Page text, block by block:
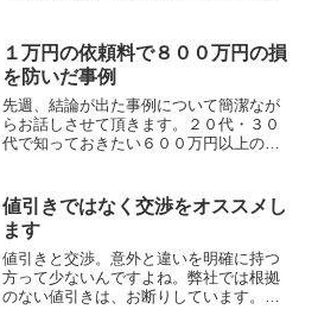
ではないこの問題をどこに相談すればい
いのか教えてほしい。これ...
１万円の依頼料で８００万円の損
を防いだ事例
先週、結論が出た事例について簡潔なが
らお話しさせて頂きます。２０代・３０
代で知っておきたい６００万円以上の損
鵜呑みになりかけた提案結論から申し上
げますと、不必要なリフォ...
値引きではなく交渉をオススメし
ます
値引きと交渉。意外と違いを明確に持つ
方って少ないんですよね。弊社では根拠
のない値引きは、お断りしています。こ